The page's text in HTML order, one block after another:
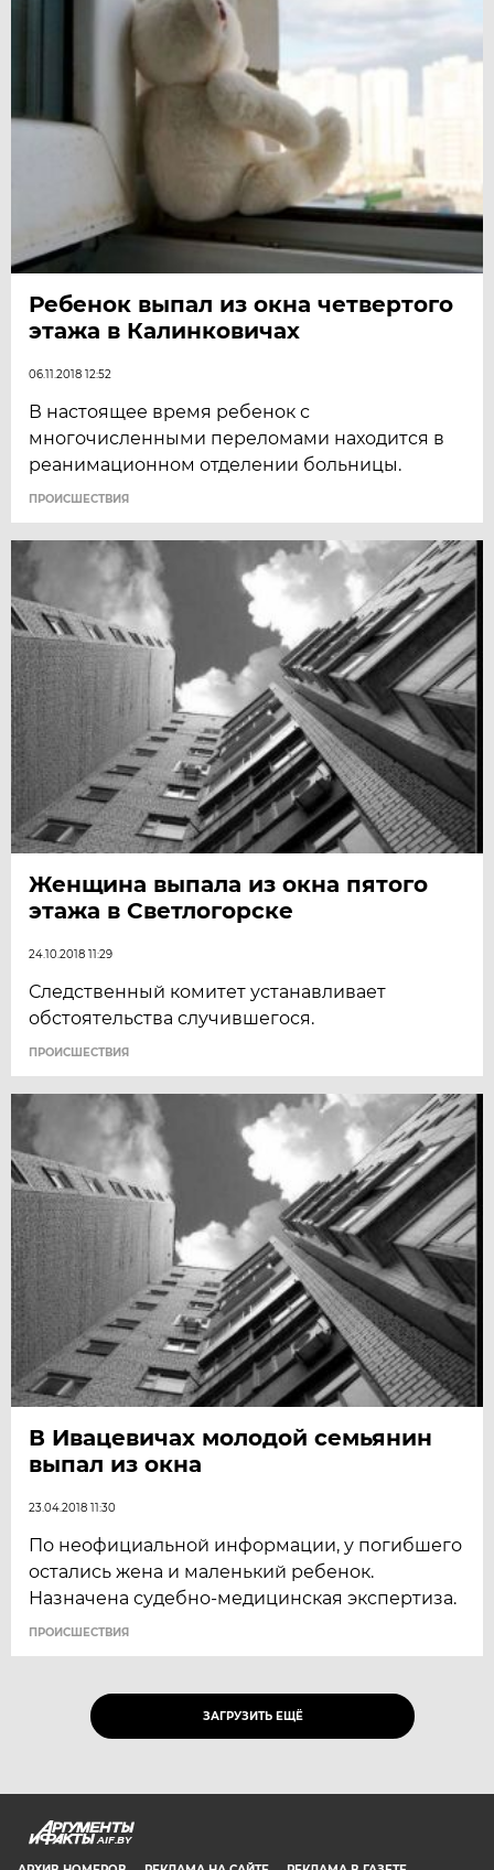
Ребенок выпал из окна четвертого
этажа в Калинковичах
06.11.2018 12:52
В настоящее время ребенок с
многочисленными переломами находится в
реанимационном отделении больницы.
ПРОИСШЕСТВИЯ
Женщина выпала из окна пятого
этажа в Светлогорске
24.10.2018 11:29
Следственный комитет устанавливает
обстоятельства случившегося.
ПРОИСШЕСТВИЯ
В Ивацевичах молодой семьянин
выпал из окна
23.04.2018 11:30
По неофициальной информации, у погибшего
остались жена и маленький ребенок.
Назначена судебно-медицинская экспертиза.
ПРОИСШЕСТВИЯ
ЗАГРУЗИТЬ ЕЩЁ
AIF.BY